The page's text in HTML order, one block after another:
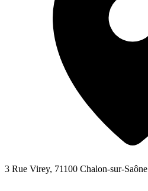
3 Rue Virey, 71100 Chalon-sur-Saône